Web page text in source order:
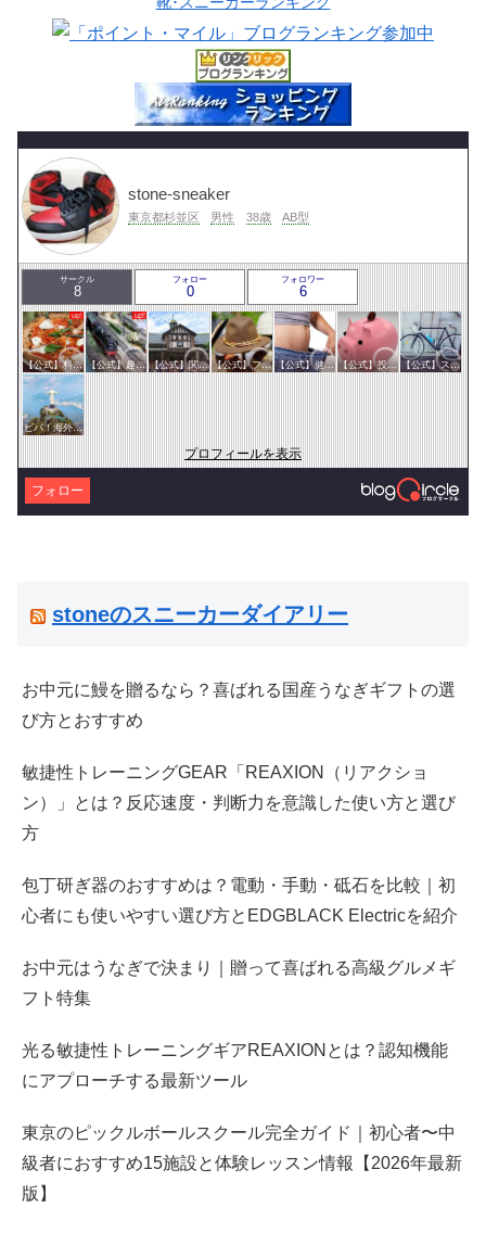
stone-sneaker
東京都杉並区 男性 38歳 AB型
サークル
8
フォロー
0
フォロワー
6
【公式】料理・グルメサークル 【公式】趣味サークル 【公式】関東サークル 【公式】ファッション・美容サークル 【公式】健康・医療サークル 【公式】投資・マネーサークル 【公式】スポーツ・アウトドアサークル
ビバ！海外生活
プロフィールを表示
フォロー
stoneのスニーカーダイアリー
お中元に鰻を贈るなら？喜ばれる国産うなぎギフトの選
び方とおすすめ
敏捷性トレーニングGEAR「REAXION（リアクショ
ン）」とは？反応速度・判断力を意識した使い方と選び
方
包丁研ぎ器のおすすめは？電動・手動・砥石を比較｜初
心者にも使いやすい選び方とEDGBLACK Electricを紹介
お中元はうなぎで決まり｜贈って喜ばれる高級グルメギ
フト特集
光る敏捷性トレーニングギアREAXIONとは？認知機能
にアプローチする最新ツール
東京のピックルボールスクール完全ガイド｜初心者〜中
級者におすすめ15施設と体験レッスン情報【2026年最新
版】